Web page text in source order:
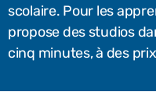
scolaire. Pour les
propose des studios
cinq minutes, à des